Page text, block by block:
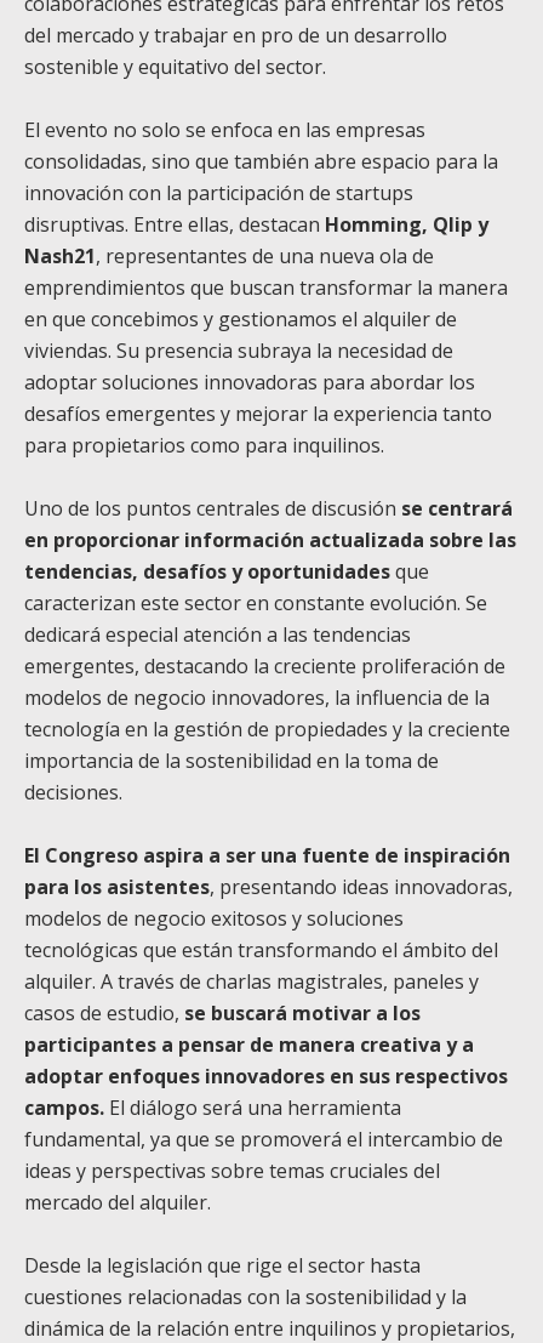
del mercado y trabajar en pro de un desarrollo
sostenible y equitativo del sector.
El evento no solo se enfoca en las empresas
consolidadas, sino que también abre espacio para la
innovación con la participación de startups
disruptivas. Entre ellas, destacan Homming, Qlip y
Nash21, representantes de una nueva ola de
emprendimientos que buscan transformar la manera
en que concebimos y gestionamos el alquiler de
viviendas. Su presencia subraya la necesidad de
adoptar soluciones innovadoras para abordar los
desafíos emergentes y mejorar la experiencia tanto
para propietarios como para inquilinos.
Uno de los puntos centrales de discusión se centrará
en proporcionar información actualizada sobre las
tendencias, desafíos y oportunidadesque
caracterizan este sector en constante evolución. Se
dedicará especial atención a las tendencias
emergentes, destacando la creciente proliferación de
modelos de negocio innovadores, la influencia de la
tecnología en la gestión de propiedades y la creciente
importancia de la sostenibilidad en la toma de
decisiones.
El Congreso aspira a ser una fuente de inspiración
para los asistentes, presentando ideas innovadoras,
modelos de negocio exitosos y soluciones
tecnológicas que están transformando el ámbito del
alquiler. A través de charlas magistrales, paneles y
casos de estudio, se buscará motivar a los
participantes a pensar de manera creativa y a
adoptar enfoques innovadores en sus respectivos
campos. El diálogo será una herramienta
fundamental, ya que se promoverá el intercambio de
ideas y perspectivas sobre temas cruciales del
mercado del alquiler.
Desde la legislación que rige el sector hasta
cuestiones relacionadas con la sostenibilidad y la
dinámica de la relación entre inquilinos y propietarios,